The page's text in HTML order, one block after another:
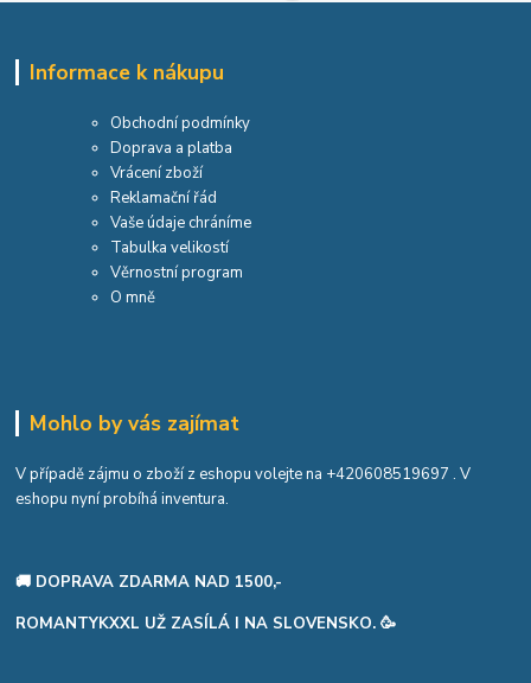
Informace k nákupu
Obchodní podmínky
Doprava a platba
Vrácení zboží
Reklamační řád
Vaše údaje chráníme
Tabulka velikostí
Věrnostní program
O mně
Mohlo by vás zajímat
V případě zájmu o zboží z eshopu volejte na +420608519697 . V
eshopu nyní probíhá inventura.
🚚 DOPRAVA ZDARMA NAD 1500,-
ROMANTYKXXL UŽ ZASÍLÁ I NA SLOVENSKO. 🥳